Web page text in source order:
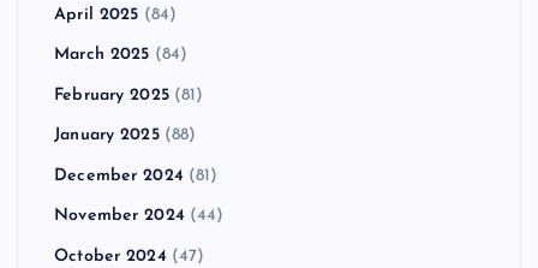
April 2025 (84)
March 2025 (84)
February 2025(81)
January 2025(88)
December 2024 (81)
November 2024 (44)
October 2024 (47)